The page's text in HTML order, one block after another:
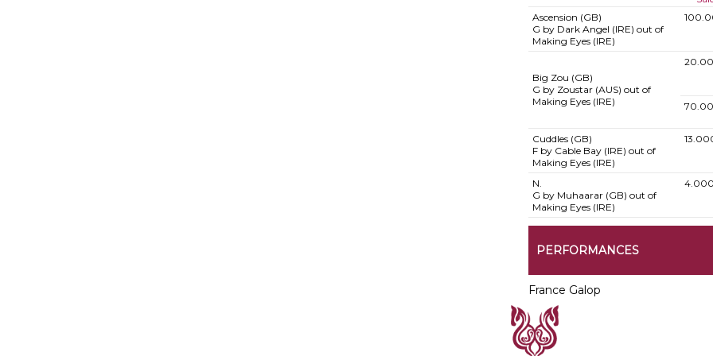
Ascension (GB)
G by Dark Angel (IRE) out of
Making Eyes (IRE)
Big Zou (GB)
G by Zoustar (AUS) out of
Making Eyes (IRE)
Cuddles (GB)
F by Cable Bay (IRE) out of
Making Eyes (IRE)
N.
G by Muhaarar (GB) out of
Making Eyes (IRE)
PERFORMANCES
France Galop